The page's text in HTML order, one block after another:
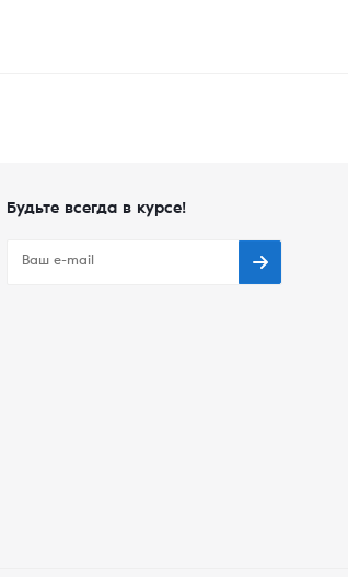
Будьте всегда в курсе!